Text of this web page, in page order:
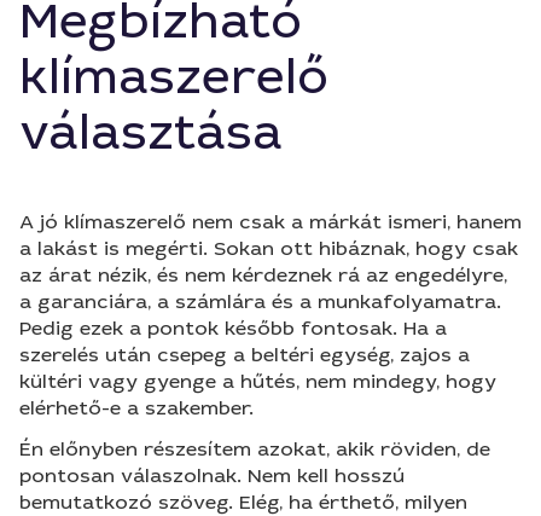
Megbízható
klímaszerelő
választása
A jó klímaszerelő nem csak a márkát ismeri, hanem
a lakást is megérti. Sokan ott hibáznak, hogy csak
az árat nézik, és nem kérdeznek rá az engedélyre,
a garanciára, a számlára és a munkafolyamatra.
Pedig ezek a pontok később fontosak. Ha a
szerelés után csepeg a beltéri egység, zajos a
kültéri vagy gyenge a hűtés, nem mindegy, hogy
elérhető-e a szakember.
Én előnyben részesítem azokat, akik röviden, de
pontosan válaszolnak. Nem kell hosszú
bemutatkozó szöveg. Elég, ha érthető, milyen